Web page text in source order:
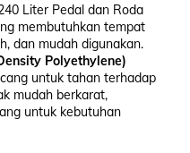
Liter Pedal dan Roda
membutuhkan tempat
dan mudah digunakan.
Polyethylene)
untuk tahan terhadap
mudah berkarat,
untuk kebutuhan